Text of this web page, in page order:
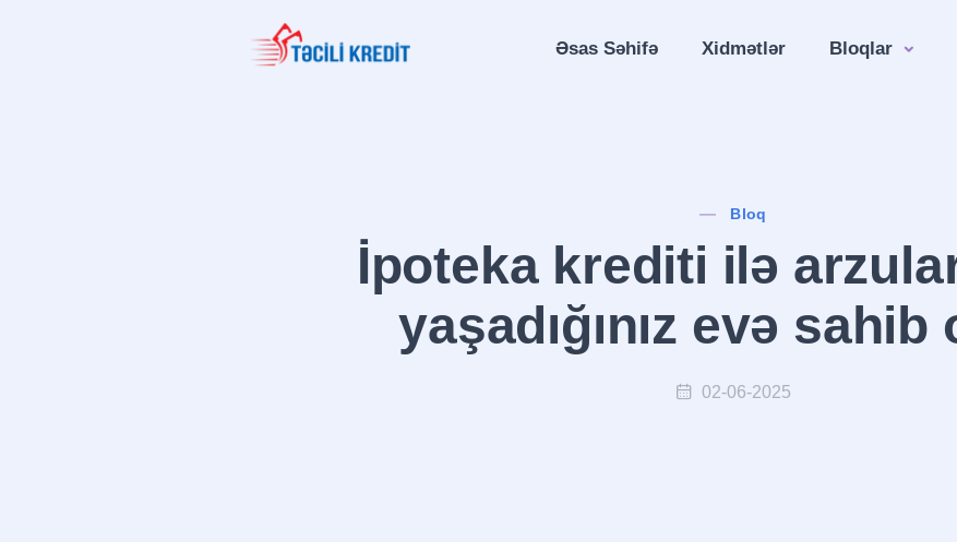
Əsas Səhifə Xidmətlər Bloqlar
Bloq
İpoteka krediti ilə
yaşadığınız evə sahib
02-06-2025